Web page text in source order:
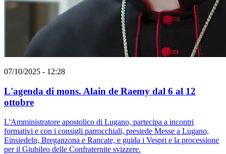
07/10/2025 - 12:28
L'agenda di mons. Alain de Raemy dal 6 al 12
ottobre
L'Amministratore apostolico di Lugano, partecipa a incontri
formativi e con i consigli parrocchiali, presiede Messe a Lugano,
Einsiedeln, Breganzona e Rancate, e guida i Vespri e la processione
per il Giubileo delle Confraternite svizzere.